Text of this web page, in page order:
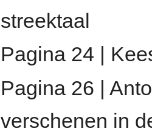
streektaal
Pagina 24 |
Pagina 26 |
verschenen in